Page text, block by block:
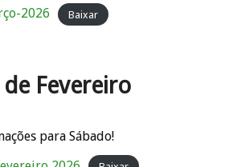
2026
Baixar
Fevereiro
para Sábado!